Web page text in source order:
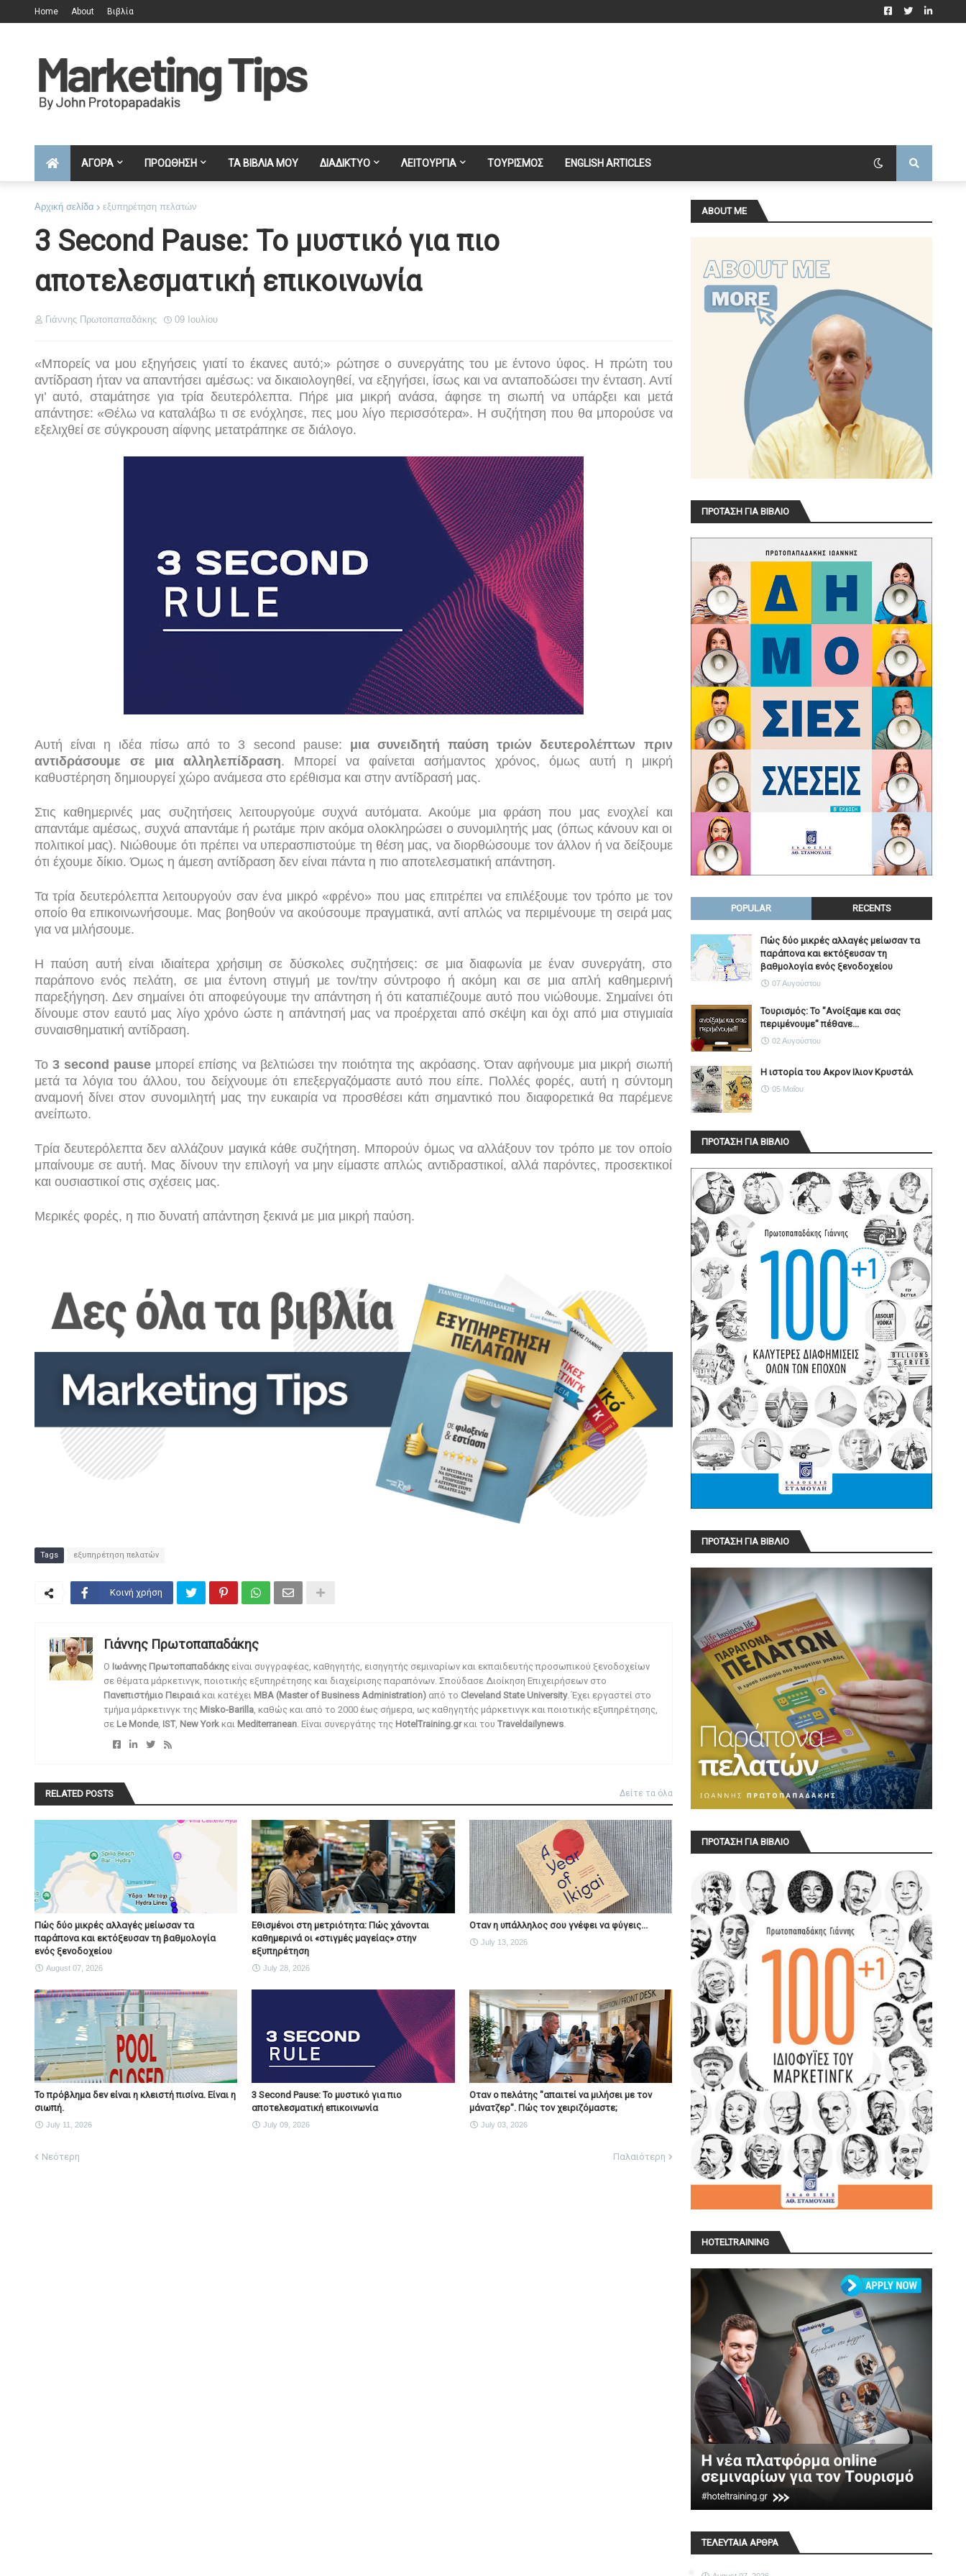
Home About Βιβλία
ΑΓΟΡΑ ΠΡΟΩΘΗΣΗ ΤΑ ΒΙΒΛΙΑ ΜΟΥ ΔΙΑΔΙΚΤΥΟ ΛΕΙΤΟΥΡΓΙΑ ΤΟΥΡΙΣΜΟΣ ENGLISH ARTICLES
Αρχική σελίδα εξυπηρέτηση πελατών
3 Second Pause: Το μυστικό για πιο
αποτελεσματική επικοινωνία
Γιάννης Πρωτοπαπαδάκης 09 Ιουλίου
«Μπορείς να μου εξηγήσεις γιατί το έκανες αυτό;» ρώτησε ο συνεργάτης του με έντονο ύφος. Η πρώτη του
αντίδραση ήταν να απαντήσει αμέσως: να δικαιολογηθεί, να εξηγήσει, ίσως και να ανταποδώσει την ένταση. Αντί
γι’ αυτό, σταμάτησε για τρία δευτερόλεπτα. Πήρε μια μικρή ανάσα, άφησε τη σιωπή να υπάρξει και μετά
απάντησε: «Θέλω να καταλάβω τι σε ενόχλησε, πες μου λίγο περισσότερα». Η συζήτηση που θα μπορούσε να
εξελιχθεί σε σύγκρουση αίφνης μετατράπηκε σε διάλογο.
Αυτή είναι η ιδέα πίσω από το 3 second pause: μια συνειδητή παύση τριών δευτερολέπτων πριν
αντιδράσουμε σε μια αλληλεπίδραση. Μπορεί να φαίνεται ασήμαντος χρόνος, όμως αυτή η μικρή
καθυστέρηση δημιουργεί χώρο ανάμεσα στο ερέθισμα και στην αντίδρασή μας.
Στις καθημερινές μας συζητήσεις λειτουργούμε συχνά αυτόματα. Ακούμε μια φράση που μας ενοχλεί και
απαντάμε αμέσως, συχνά απαντάμε ή ρωτάμε πριν ακόμα ολοκληρώσει ο συνομιλητής μας (όπως κάνουν και οι
πολιτικοί μας). Νιώθουμε ότι πρέπει να υπερασπιστούμε τη θέση μας, να διορθώσουμε τον άλλον ή να δείξουμε
ότι έχουμε δίκιο. Όμως η άμεση αντίδραση δεν είναι πάντα η πιο αποτελεσματική απάντηση.
Τα τρία δευτερόλεπτα λειτουργούν σαν ένα μικρό «φρένο» που μας επιτρέπει να επιλέξουμε τον τρόπο με τον
οποίο θα επικοινωνήσουμε. Μας βοηθούν να ακούσουμε πραγματικά, αντί απλώς να περιμένουμε τη σειρά μας
για να μιλήσουμε.
Η παύση αυτή είναι ιδιαίτερα χρήσιμη σε δύσκολες συζητήσεις: σε μια διαφωνία με έναν συνεργάτη, στο
παράπονο ενός πελάτη, σε μια έντονη στιγμή με τον/την σύντροφο ή ακόμη και σε μια απλή καθημερινή
παρεξήγηση. Δεν σημαίνει ότι αποφεύγουμε την απάντηση ή ότι καταπιέζουμε αυτό που νιώθουμε. Σημαίνει ότι
δίνουμε στον εαυτό μας λίγο χρόνο ώστε η απάντησή μας να προέρχεται από σκέψη και όχι από μια στιγμιαία
συναισθηματική αντίδραση.
Το 3 second pause μπορεί επίσης να βελτιώσει την ποιότητα της ακρόασης. Όταν αφήνουμε μια μικρή σιωπή
μετά τα λόγια του άλλου, του δείχνουμε ότι επεξεργαζόμαστε αυτό που είπε. Πολλές φορές, αυτή η σύντομη
αναμονή δίνει στον συνομιλητή μας την ευκαιρία να προσθέσει κάτι σημαντικό που διαφορετικά θα παρέμενε
ανείπωτο.
Τρία δευτερόλεπτα δεν αλλάζουν μαγικά κάθε συζήτηση. Μπορούν όμως να αλλάξουν τον τρόπο με τον οποίο
μπαίνουμε σε αυτή. Μας δίνουν την επιλογή να μην είμαστε απλώς αντιδραστικοί, αλλά παρόντες, προσεκτικοί
και ουσιαστικοί στις σχέσεις μας.
Μερικές φορές, η πιο δυνατή απάντηση ξεκινά με μια μικρή παύση.
Tags εξυπηρέτηση πελατών
Κοινή χρήση
Γιάννης Πρωτοπαπαδάκης
O Ιωάννης Πρωτοπαπαδάκης είναι συγγραφέας, καθηγητής, εισηγητής σεμιναρίων και εκπαιδευτής προσωπικού ξενοδοχείων
σε θέματα μάρκετινγκ, ποιοτικής εξυπηρέτησης και διαχείρισης παραπόνων. Σπούδασε Διοίκηση Επιχειρήσεων στο
Πανεπιστήμιο Πειραιάκαι κατέχει MBA (Master of Business Administration)από το Cleveland State University. Έχει εργαστεί στο
τμήμα μάρκετινγκ της Misko-Barilla, καθώς και από το 2000 έως σήμερα, ως καθηγητής μάρκετινγκ και ποιοτικής εξυπηρέτησης,
σε Le Monde, IST, New Yorkκαι Mediterranean. Είναι συνεργάτης της HotelTraining.grκαι του Traveldailynews.
RELATED POSTS Δείτε τα όλα
Πώς δύο μικρές αλλαγές μείωσαν τα
παράπονα και εκτόξευσαν τη βαθμολογία
ενός ξενοδοχείου
August 07, 2026
Εθισμένοι στη μετριότητα: Πώς χάνονται
καθημερινά οι «στιγμές μαγείας» στην
εξυπηρέτηση
July 28, 2026
Οταν η υπάλληλος σου γνέφει να φύγεις...
July 13, 2026
Το πρόβλημα δεν είναι η κλειστή πισίνα. Είναι η
σιωπή.
July 11, 2026
3 Second Pause: Το μυστικό για πιο
αποτελεσματική επικοινωνία
July 09, 2026
Οταν ο πελάτης "απαιτεί να μιλήσει με τον
μάνατζερ". Πώς τον χειριζόμαστε;
July 03, 2026
Νεότερη Παλαιότερη
ABOUT ME
ΠΡΟΤΑΣΗ ΓΙΑ ΒΙΒΛΙΟ
POPULAR RECENTS
Πώς δύο μικρές αλλαγές μείωσαν τα
παράπονα και εκτόξευσαν τη
βαθμολογία ενός ξενοδοχείου
07 Αυγούστου
Τουρισμός: Το "Ανοίξαμε και σας
περιμένουμε" πέθανε...
02 Αυγούστου
Η ιστορία του Ακρον Ιλιον Κρυστάλ
05 Μαΐου
ΠΡΟΤΑΣΗ ΓΙΑ ΒΙΒΛΙΟ
ΠΡΟΤΑΣΗ ΓΙΑ ΒΙΒΛΙΟ
ΠΡΟΤΑΣΗ ΓΙΑ ΒΙΒΛΙΟ
HOTELTRAINING
ΤΕΛΕΥΤΑΙΑ ΑΡΘΡΑ